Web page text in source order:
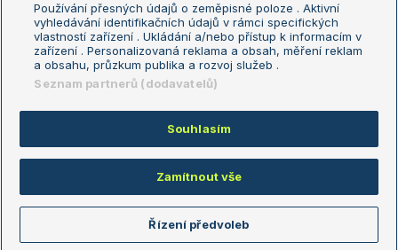
Podmínky užití
Nastavení soukromí
GDPR a žurnalistika
Reklama
Kontakt
Informace o zpracování osobních
údajů
Copyright © 2008-2026 TenisPortal.cz. Využíváme zpravodajství ČTK.
Používání přesných údajů o zeměpisné poloze . Aktivní
vyhledávání identifikačních údajů v rámci specifických
vlastností zařízení . Ukládání a/nebo přístup k informacím v
zařízení . Personalizovaná reklama a obsah, měření reklam
a obsahu, průzkum publika a rozvoj služeb .
Seznam partnerů (dodavatelů)
Souhlasím
Zamítnout vše
Řízení předvoleb